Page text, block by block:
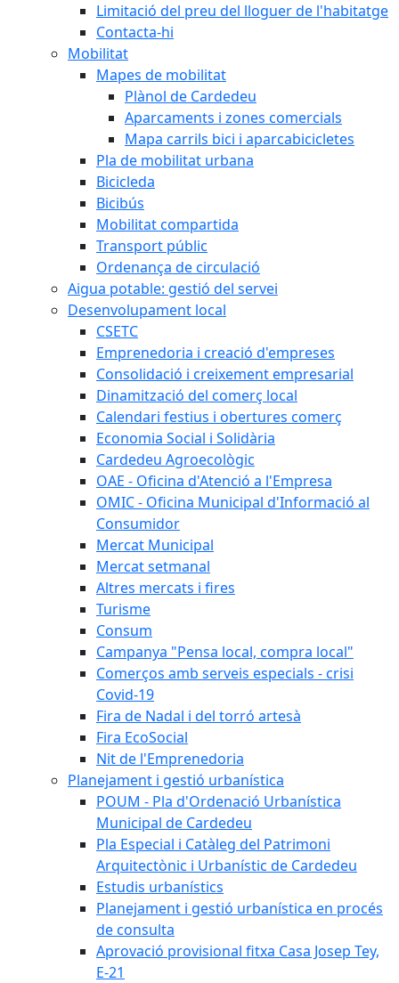
Limitació del preu del lloguer de l'habitatge
Contacta-hi
Mobilitat
Mapes de mobilitat
Plànol de Cardedeu
Aparcaments i zones comercials
Mapa carrils bici i aparcabicicletes
Pla de mobilitat urbana
Bicicleda
Bicibús
Mobilitat compartida
Transport públic
Ordenança de circulació
Aigua potable: gestió del servei
Desenvolupament local
CSETC
Emprenedoria i creació d'empreses
Consolidació i creixement empresarial
Dinamització del comerç local
Calendari festius i obertures comerç
Economia Social i Solidària
Cardedeu Agroecològic
OAE - Oficina d'Atenció a l'Empresa
OMIC - Oficina Municipal d'Informació al
Consumidor
Mercat Municipal
Mercat setmanal
Altres mercats i fires
Turisme
Consum
Campanya "Pensa local, compra local"
Comerços amb serveis especials - crisi
Covid-19
Fira de Nadal i del torró artesà
Fira EcoSocial
Nit de l'Emprenedoria
Planejament i gestió urbanística
POUM - Pla d'Ordenació Urbanística
Municipal de Cardedeu
Pla Especial i Catàleg del Patrimoni
Arquitectònic i Urbanístic de Cardedeu
Estudis urbanístics
Planejament i gestió urbanística en procés
de consulta
Aprovació provisional fitxa Casa Josep Tey,
E-21